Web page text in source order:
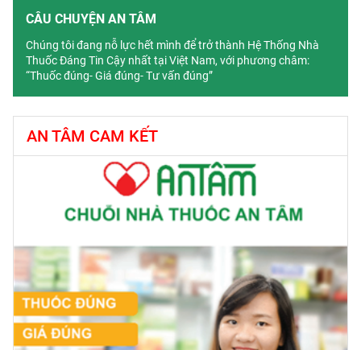
CÂU CHUYỆN AN TÂM
Chúng tôi đang nỗ lực hết mình để trở thành Hệ Thống Nhà
Thuốc Đáng Tin Cậy nhất tại Việt Nam, với phương châm:
“Thuốc đúng- Giá đúng- Tư vấn đúng”
AN TÂM CAM KẾT